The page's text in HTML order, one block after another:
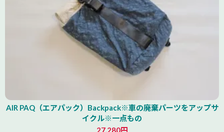
AIR PAQ（エアパック）Backpack※車の廃棄パーツをアップサ
イクル※一点もの
27,280円